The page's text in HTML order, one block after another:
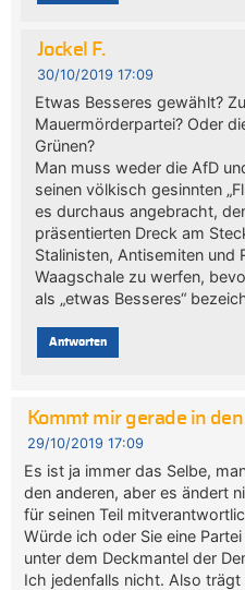
Jockel F.
30/10/2019 17:09
Etwas Besseres gewählt?
Mauermörderpartei? Oder
Grünen?
Man muss weder die AfD
seinen völkisch gesinnten
es durchaus angebracht,
präsentierten Dreck am
Stalinisten, Antisemiten und
Waagschale zu werfen,
als „etwas Besseres“
Antworten
Kommt mir gerade in
29/10/2019 17:09
Es ist ja immer das Selbe,
den anderen, aber es ändert
für seinen Teil
Würde ich oder Sie eine
unter dem Deckmantel der
Ich jedenfalls nicht. Also trägt